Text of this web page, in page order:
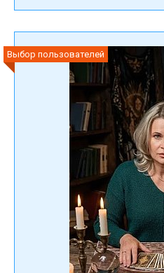
Выбор пользователей